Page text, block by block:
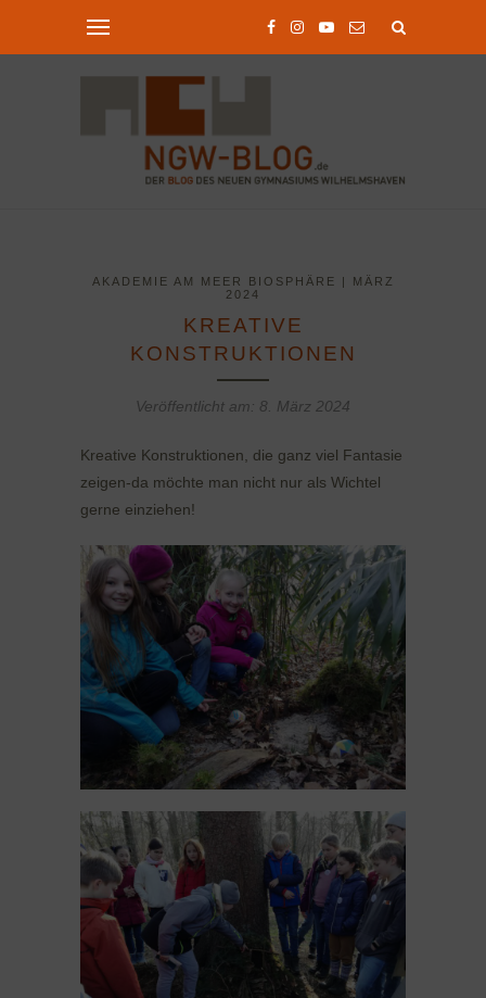
AKADEMIE AM MEER BIOSPHÄRE | MÄRZ
2024
KREATIVE
KONSTRUKTIONEN
Veröffentlicht am: 8. März 2024
Kreative Konstruktionen, die ganz viel Fantasie
zeigen-da möchte man nicht nur als Wichtel
gerne einziehen!